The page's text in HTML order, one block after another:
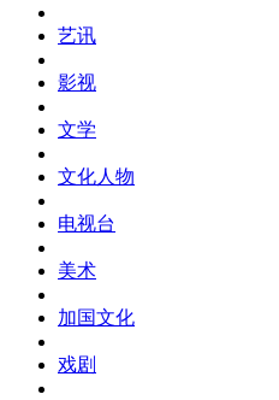
艺讯
影视
文学
文化人物
电视台
美术
加国文化
戏剧